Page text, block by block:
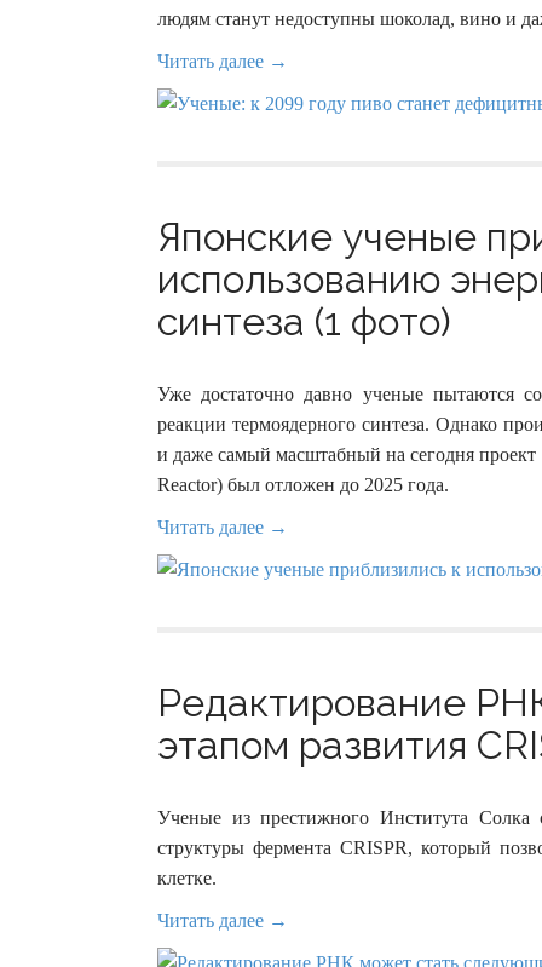
людям станут недоступны шоколад, вино и
Читать далее →
Японские ученые
использованию
синтеза (1 фото)
Уже достаточно давно ученые пытаются
реакции термоядерного синтеза. Однако
и даже самый масштабный на сегодня
Reactor) был отложен до 2025 года.
Читать далее →
Редактирование
этапом развития
Ученые из престижного Института Солка
структуры фермента CRISPR, который
клетке.
Читать далее →